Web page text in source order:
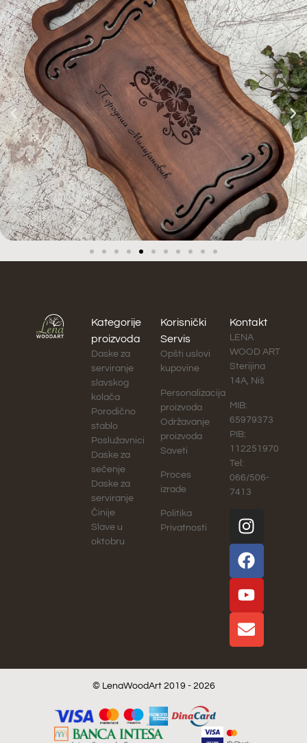
Kategorije
proizvoda
Daske za
serviranje
slavskog
kolača
Porodično
stablo
Poslužavnici
Daske za
sečenje
Daske za
serviranje
Činije
Slave u
oktobru
Korisnički
Servis
Opšti uslovi
kupovine
Personalizacija
proizvoda
Održavanje
proizvoda
Saveti
Proces
izrade
Politika
Privatnosti
Kontakt
LENA
WOOD ART
Sterijina
14A, Niš
MIB:
65979373
PIB:
112251970
Tel:
066/506-
7413
© LenaWoodArt 2019 - 2026